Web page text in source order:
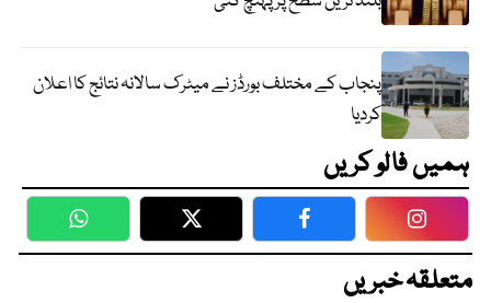
پنجاب کے مختلف بورڈز نے میٹرک سالانہ نتائج کا اعلان
کردیا
ہمیں فالو کریں
WhatsApp Twitter Facebook
متعلقہ خبریں